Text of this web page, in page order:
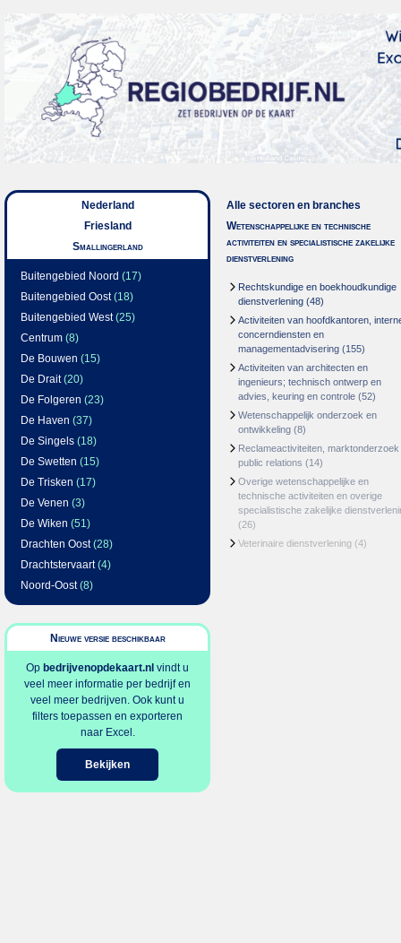
Nederland
Friesland
Smallingerland
Buitengebied Noord (17)
Buitengebied Oost(18)
Buitengebied West(25)
Centrum (8)
De Bouwen (15)
De Drait(20)
De Folgeren (23)
De Haven (37)
De Singels (18)
De Swetten (15)
De Trisken (17)
De Venen (3)
De Wiken (51)
Drachten Oost(28)
Drachtstervaart(4)
Noord-Oost(8)
Nieuwe versie beschikbaar
Op bedrijvenopdekaart.nl vindt u
veel meer informatie per bedrijf en
veel meer bedrijven. Ook kunt u
filters toepassen en exporteren
naar Excel.
Bekijken
Alle sectoren en branches
Wetenschappelijke en technische
activiteiten en specialistische zakelijke
dienstverlening
Rechtskundige en boekhoudkundige
dienstverlening (48)
Activiteiten van hoofdkantoren,
concerndiensten en
managementadvisering (155)
Activiteiten van architecten en
ingenieurs; technisch ontwerp en
advies, keuring en controle (52)
Wetenschappelijk onderzoek en
ontwikkeling (8)
Reclameactiviteiten, marktonderzoek
public relations (14)
Overige wetenschappelijke en
technische activiteiten en overige
specialistische zakelijke
(26)
Veterinaire dienstverlening (4)